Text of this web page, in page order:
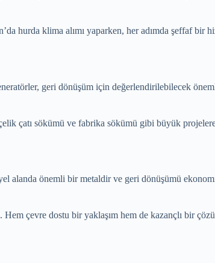
hurda klima alımı yaparken, her adımda şeffaf bir
geri dönüşüm için değerlendirilebilecek
çatı sökümü ve fabrika sökümü gibi büyük
alanda önemli bir metaldir ve geri dönüşümü
çevre dostu bir yaklaşım hem de kazançlı bir